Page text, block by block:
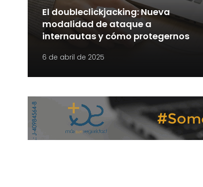
El doubleclickjacking: Nueva
modalidad de ataque a
internautas y cómo protegernos
6 de abril de 2025